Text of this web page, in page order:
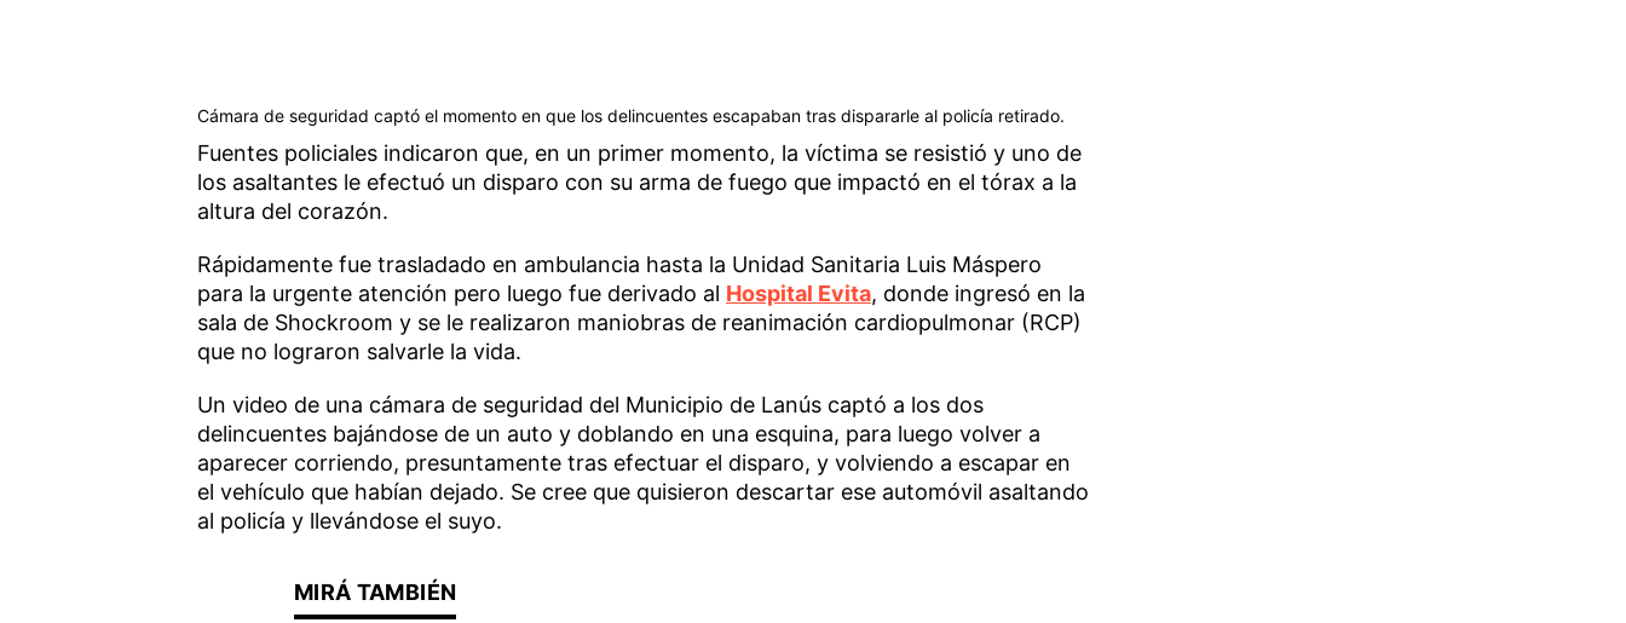
Cámara de seguridad captó el momento en que los delincuentes escapaban tras dispararle al policía retirado.
Fuentes policiales indicaron que, en un primer momento, la víctima se resistió y uno de
los asaltantes le efectuó un disparo con su arma de fuego que impactó en el tórax a la
altura del corazón.
Rápidamente fue trasladado en ambulancia hasta la Unidad Sanitaria Luis Máspero
para la urgente atención pero luego fue derivado al Hospital Evita, donde ingresó en la
sala de Shockroom y se le realizaron maniobras de reanimación cardiopulmonar (RCP)
que no lograron salvarle la vida.
Un video de una cámara de seguridad del Municipio de Lanús captó a los dos
delincuentes bajándose de un auto y doblando en una esquina, para luego volver a
aparecer corriendo, presuntamente tras efectuar el disparo, y volviendo a escapar en
el vehículo que habían dejado. Se cree que quisieron descartar ese automóvil asaltando
al policía y llevándose el suyo.